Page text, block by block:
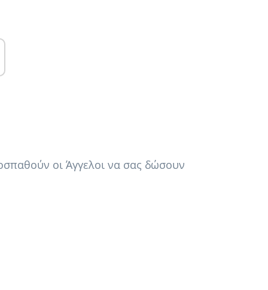
οι Άγγελοι να σας δώσουν